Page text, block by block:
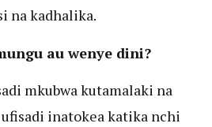
na kadhalika.
au wenye dini?
mkubwa kutamalaki na
inatokea katika nchi